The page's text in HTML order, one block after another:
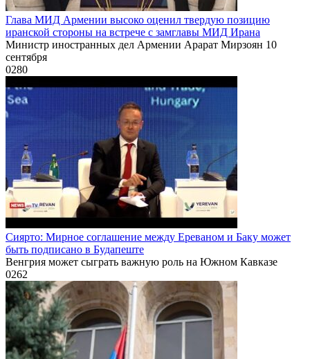
Глава МИД Армении высоко оценил твердую позицию
иранской стороны на встрече с замглавы МИД Ирана
Министр иностранных дел Армении Арарат Мирзоян 10
сентября
0280
Сиярто: Мирное соглашение между Ереваном и Баку может
быть подписано в Будапеште
Венгрия может сыграть важную роль на Южном Кавказе
0262